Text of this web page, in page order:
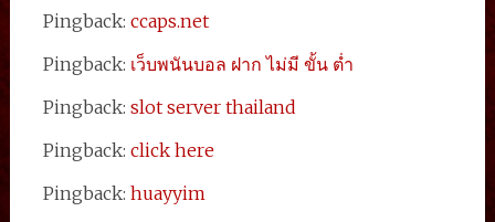
Pingback: ccaps.net
Pingback: เว็บพนันบอล ฝาก ไม่มี ขั้น ต่ำ
Pingback: slot server thailand
Pingback: click here
Pingback: huayyim